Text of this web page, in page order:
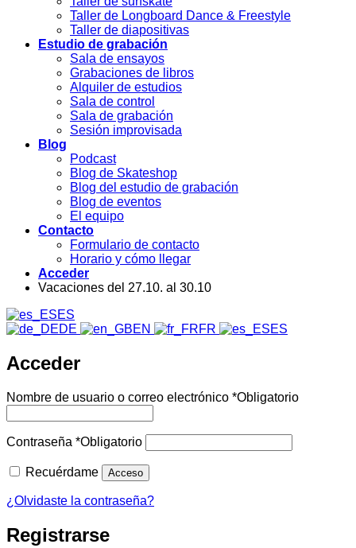
Taller de Longboard Dance & Freestyle
Taller de diapositivas
Estudio de grabación
Sala de ensayos
Grabaciones de libros
Alquiler de estudios
Sala de control
Sala de grabación
Sesión improvisada
Blog
Podcast
Blog de Skateshop
Blog del estudio de grabación
Blog de eventos
El equipo
Contacto
Formulario de contacto
Horario y cómo llegar
Acceder
Vacaciones del 27.10. al 30.10
ES
DE
EN FR ES
Acceder
Nombre de usuario o correo electrónico *Obligatorio
Contraseña *Obligatorio
Recuérdame Acceso
¿Olvidaste la contraseña?
Registrarse